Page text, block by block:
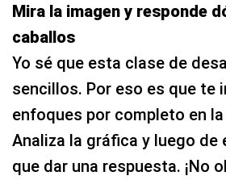
Mira la imagen y responde
caballos
Yo sé que esta clase de
sencillos. Por eso es que te
enfoques por completo en
Analiza la gráfica y luego de
que dar una respuesta. ¡No